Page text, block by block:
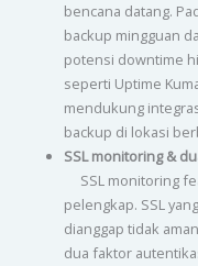
bencana datang.
backup mingguan
potensi downtime
seperti Uptime
mendukung
backup di lokasi
SSL monitoring &
SSL monitoring
pelengkap. SSL
dianggap tidak
dua faktor